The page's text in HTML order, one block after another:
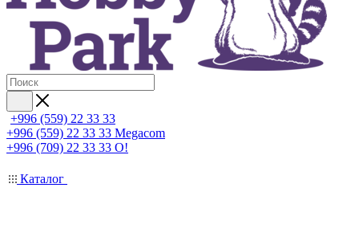
+996 (559) 22 33 33
+996 (559) 22 33 33 Megacom
+996 (709) 22 33 33 O!
Каталог